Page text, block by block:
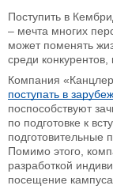
Поступить в
– мечта многих
может поменять
среди конкурентов,
Компания
поступать в
поспособствуют
по подготовке к
подготовительные
Помимо этого,
разработкой
посещение